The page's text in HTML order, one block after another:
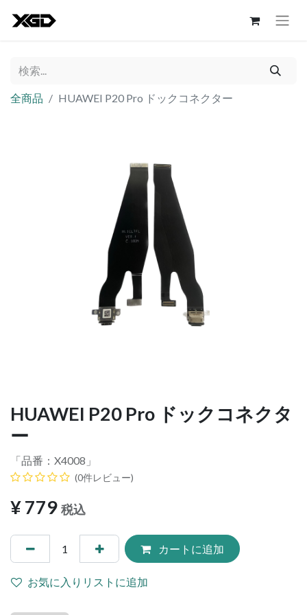
全商品 HUAWEI P20 Pro ドックコネクター
HUAWEI P20 Pro ドックコネクタ
ー
「品番： X4008 」
(0件レビュー)
¥779 税込
カートに追加
お気に入りリストに追加